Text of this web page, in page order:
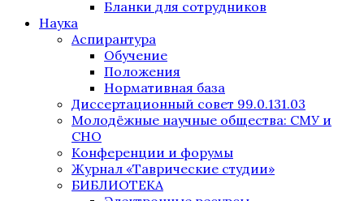
Бланки для сотрудников
Наука
Аспирантура
Обучение
Положения
Нормативная база
Диссертационный совет 99.0.131.03
Молодёжные научные общества: СМУ и
СНО
Конференции и форумы
Журнал «Таврические студии»
БИБЛИОТЕКА